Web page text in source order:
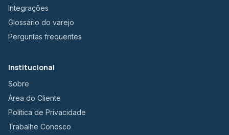
Integrações
Glossário do varejo
Perguntas frequentes
Institucional
Sobre
Área do Cliente
Política de Privacidade
Trabalhe Conosco